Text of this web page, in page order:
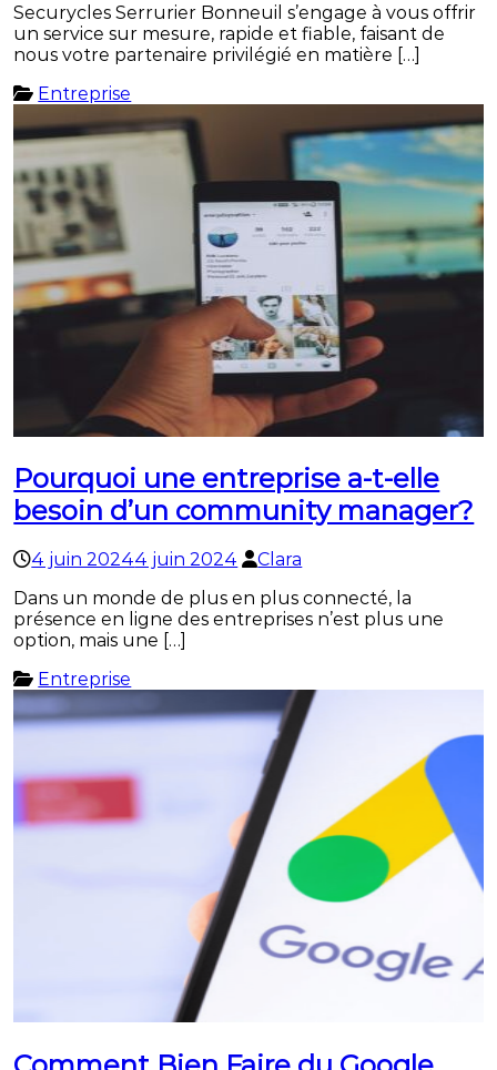
Securycles Serrurier Bonneuil s’engage à vous offrir
un service sur mesure, rapide et fiable, faisant de
nous votre partenaire privilégié en matière […]
Entreprise
Pourquoi une entreprise a-t-elle
besoin d’un community manager?
4 juin 20244 juin 2024
Clara
Dans un monde de plus en plus connecté, la
présence en ligne des entreprises n’est plus une
option, mais une […]
Entreprise